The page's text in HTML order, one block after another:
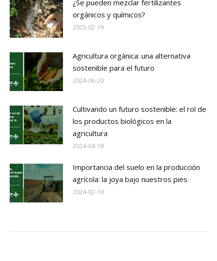
¿Se pueden mezclar fertilizantes
orgánicos y químicos?
2025-02-19
Agricultura orgánica: una alternativa
sostenible para el futuro
2024-06-20
Cultivando un futuro sostenible: el rol de
los productos biológicos en la
agricultura
2024-04-18
Importancia del suelo en la producción
agrícola: la joya bajo nuestros pies
2024-02-19